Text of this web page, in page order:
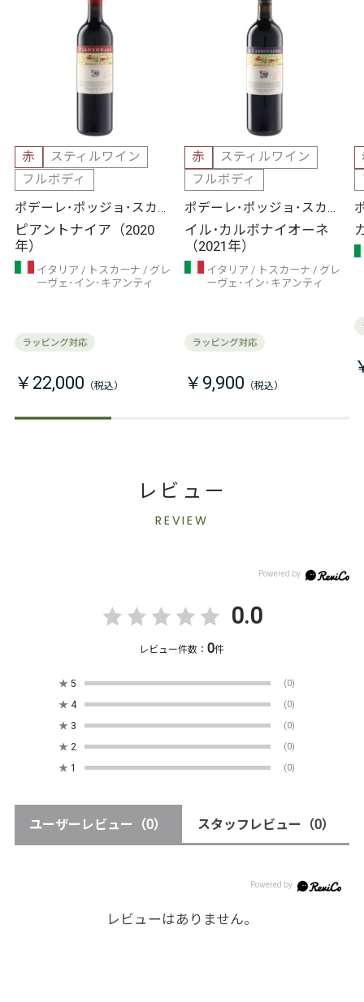
赤
スティルワイン
フルボディ
ポデーレ･ポッジョ･スカレ
ッテ
ピアントナイア（2020
年）
イタリア トスカーナ
グレ
ーヴェ･イン･キアンティ
￥22,000
赤
スティルワイン
フルボディ
ポデーレ･ポッジョ･スカレ
ッテ
イル･カルボナイオーネ
（2021年）
イタリア トスカーナ
グレ
ーヴェ･イン･キアンティ
￥9,900
レビュー
REVIEW
0.0
レビュー件数：0件
★ 5 (0)
★ 4 (0)
★ 3 (0)
★ 2 (0)
★ 1 (0)
ユーザーレビュー （0） スタッフレビュー （0）
レビューはありません。